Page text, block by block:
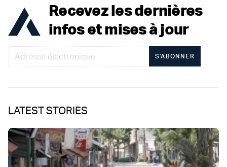
Recevez les dernières
infos et mises à jour
S'ABONNER
LATEST STORIES